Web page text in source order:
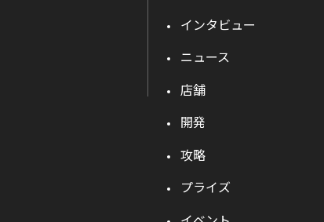
インタビュー
ニュース
店舗
開発
攻略
プライズ